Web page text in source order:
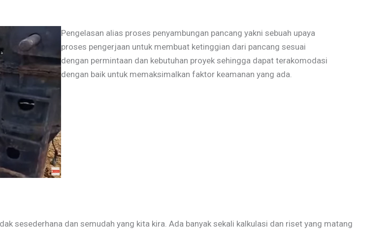
Pengelasan alias proses penyambungan pancang yakni sebuah upaya
proses pengerjaan untuk membuat ketinggian dari pancang sesuai
dengan permintaan dan kebutuhan proyek sehingga dapat terakomodasi
dengan baik untuk memaksimalkan faktor keamanan yang ada.
sesederhana dan semudah yang kita kira. Ada banyak sekali kalkulasi dan riset yang matang